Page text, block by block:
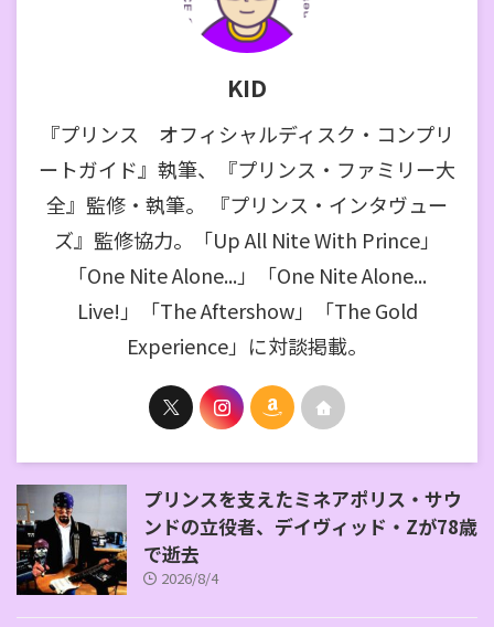
KID
『プリンス オフィシャルディスク・コンプリ
ートガイド』執筆、『プリンス・ファミリー大
全』監修・執筆。 『プリンス・インタヴュー
ズ』監修協力。「Up All Nite With Prince」
「One Nite Alone...」「One Nite Alone...
Live!」「The Aftershow」「The Gold
Experience」に対談掲載。
プリンスを支えたミネアポリス・サウ
ンドの立役者、デイヴィッド・Zが78歳
で逝去
2026/8/4